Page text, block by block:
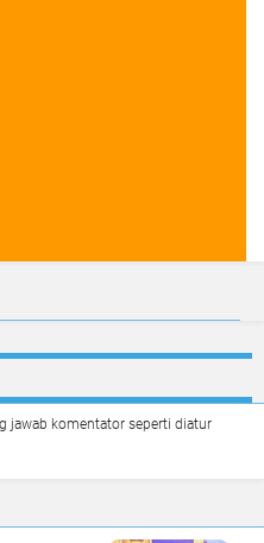
jawab komentator seperti diatur